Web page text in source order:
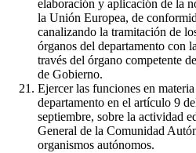
elaboración y aplicación de la
la Unión Europea, de
canalizando la tramitación de
órganos del departamento con
través del órgano competente
de Gobierno.
Ejercer las funciones en
departamento en el artículo 9
septiembre, sobre la actividad
General de la Comunidad
organismos autónomos.